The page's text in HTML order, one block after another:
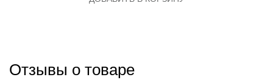
Отзывы о товаре